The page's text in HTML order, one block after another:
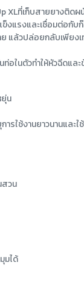
XLที่เก็บสายยางติด
งแรงและเชื่อมต่อกั
แล้วปล่อยกลับเพียง
อในตัวทำให้หัวฉีดแล
น
ใช้งานยาวนานและใ
วน
มได้